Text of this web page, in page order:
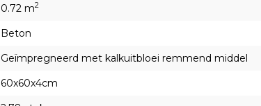
0.72 m2
Beton
Geïmpregneerd met kalkuitbloei remmend middel
60x60x4cm